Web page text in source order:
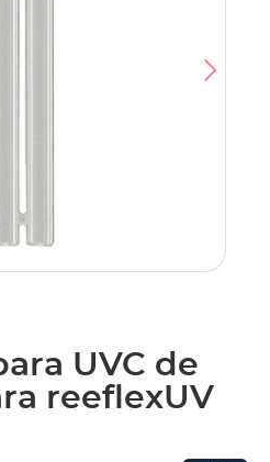
UVC de
reeflexUV